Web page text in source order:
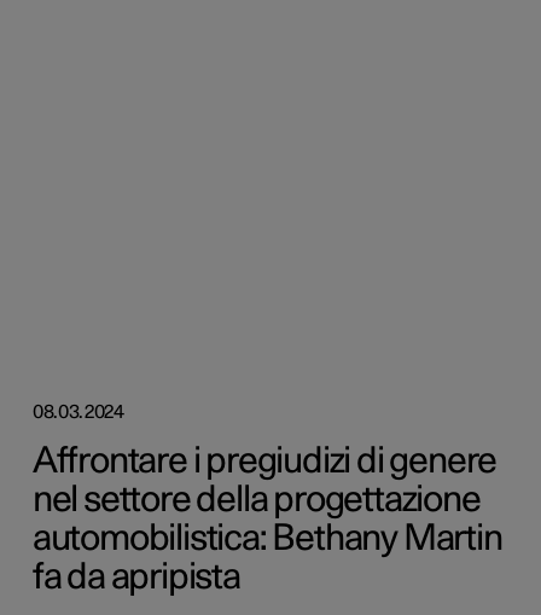
08.03.2024
Affrontare i pregiudizi di genere
nel settore della progettazione
automobilistica: Bethany Martin
fa da apripista